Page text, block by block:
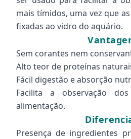
mais tímidos, uma vez que
fixadas ao vidro do aquário.
Sem corantes nem
Alto teor de proteínas
Fácil digestão e absorção
Facilita a observação
alimentação.
Presença de ingredientes